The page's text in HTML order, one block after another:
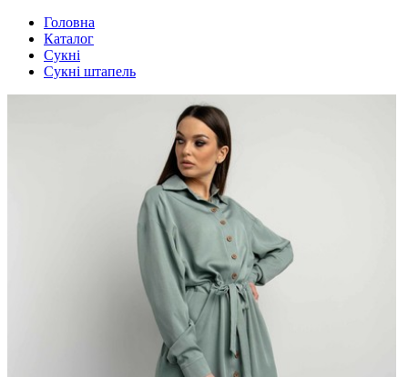
Головна
Каталог
Сукні
Сукні штапель